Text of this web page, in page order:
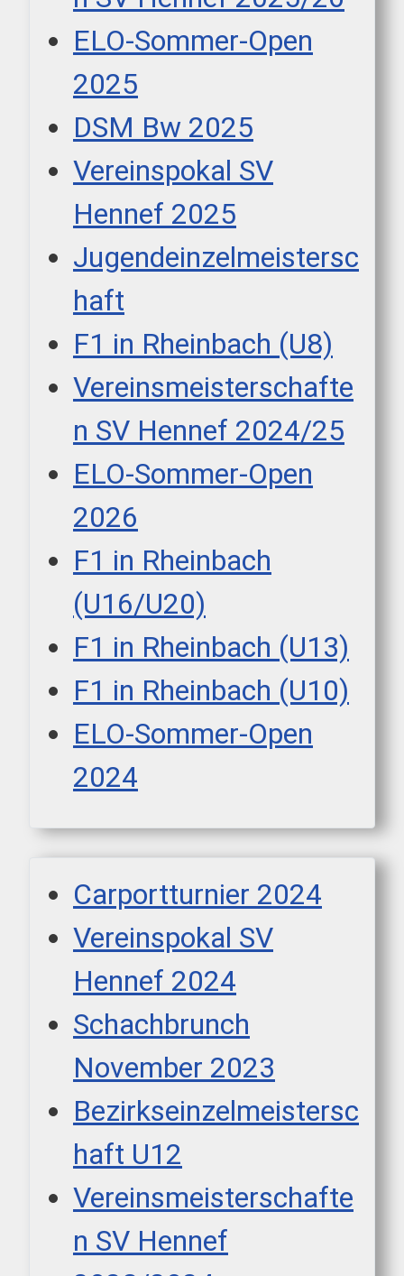
ELO-Sommer-Open
2025
DSM Bw 2025
Vereinspokal SV
Hennef 2025
Jugendeinzelmeistersc
haft
F1 in Rheinbach (U8)
Vereinsmeisterschafte
n SV Hennef 2024/25
ELO-Sommer-Open
2026
F1 in Rheinbach
(U16/U20)
F1 in Rheinbach (U13)
F1 in Rheinbach (U10)
ELO-Sommer-Open
2024
Carportturnier 2024
Vereinspokal SV
Hennef 2024
Schachbrunch
November 2023
Bezirkseinzelmeistersc
haft U12
Vereinsmeisterschafte
n SV Hennef